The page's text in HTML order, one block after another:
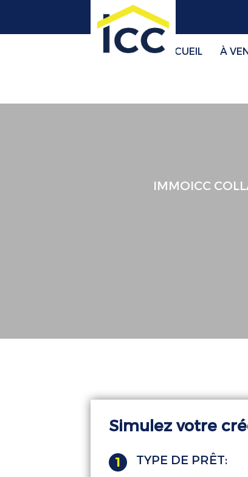
ACCUEIL À
IMMOICC
Simulez votre
1 TYPE DE PRÊT: